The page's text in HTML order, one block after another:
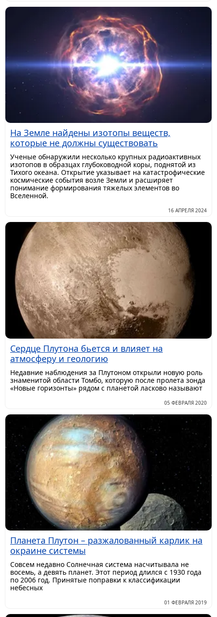
На Земле найдены изотопы веществ,
которые не должны существовать
Ученые обнаружили несколько крупных радиоактивных
изотопов в образцах глубоководной коры, поднятой из
Тихого океана. Открытие указывает на катастрофические
космические события возле Земли и расширяет
понимание формирования тяжелых элементов во
Вселенной.
16 АПРЕЛЯ 2024
Сердце Плутона бьется и влияет на
атмосферу и геологию
Недавние наблюдения за Плутоном открыли новую роль
знаменитой области Томбо, которую после пролета зонда
«Новые горизонты» рядом с планетой ласково называют
05 ФЕВРАЛЯ 2020
Планета Плутон – разжалованный карлик на
окраине системы
Совсем недавно Солнечная система насчитывала не
восемь, а девять планет. Этот период длился с 1930 года
по 2006 год. Принятые поправки к классификации
небесных
01 ФЕВРАЛЯ 2019